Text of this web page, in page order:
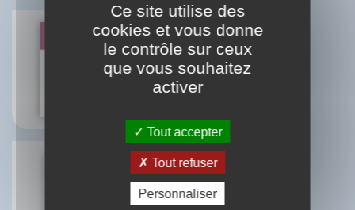
A Dieu le dimanche !
Hélène Bodenez
ePub : Les songes et les rêves
Ce site utilise des
cookies et vous donne
le contrôle sur ceux
que vous souhaitez
activer
Tout accepter
Tout refuser
Personnaliser